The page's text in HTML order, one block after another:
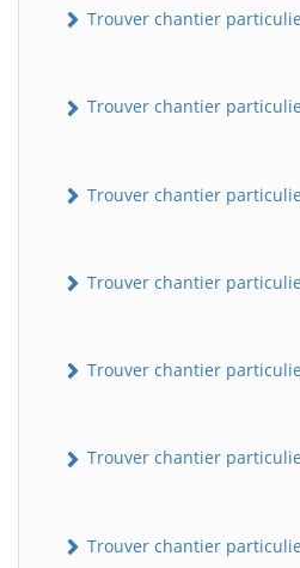
Trouver chantier
Trouver chantier
Trouver chantier
Trouver chantier
Trouver chantier
Trouver chantier
Trouver chantier